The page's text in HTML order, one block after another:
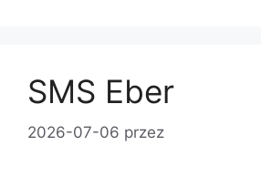
SMS Eber
2026-07-06 przez